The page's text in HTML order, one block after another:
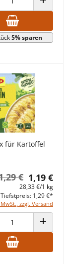
VERRINGERN ANZAHL
5% sparen
für Kartoffel
1,19 €
€
28,33 €/1 kg
zzgl. Versand
Tiefstpreis: 1,29 €*
VERRINGERN ANZAHL